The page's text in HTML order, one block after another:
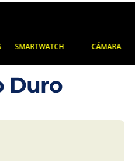
SMARTWATCH CÁMARA
Duro